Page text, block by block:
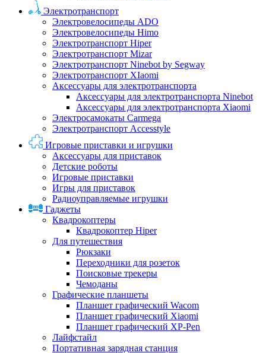
Электротранспорт
Электровелосипеды ADO
Электровелосипеды Himo
Электротранспорт Hiper
Электротранспорт Mizar
Электротранспорт Ninebot by Segway
Электротранспорт XIaomi
Аксессуары для электротранспорта
Аксессуары для электротранспорта Ninebot
Аксессуары для электротранспорта Xiaomi
Электросамокаты Carmega
Электротранспорт Accesstyle
Игровые приставки и игрушки
Аксессуары для приставок
Детские роботы
Игровые приставки
Игры для приставок
Радиоуправляемые игрушки
Гаджеты
Квадрокоптеры
Квадрокоптер Hiper
Для путешествия
Рюкзаки
Переходники для розеток
Поисковые трекеры
Чемоданы
Графические планшеты
Планшет графический Wacom
Планшет графический Xiaomi
Планшет графический XP-Pen
Лайфстайл
Портативная зарядная станция